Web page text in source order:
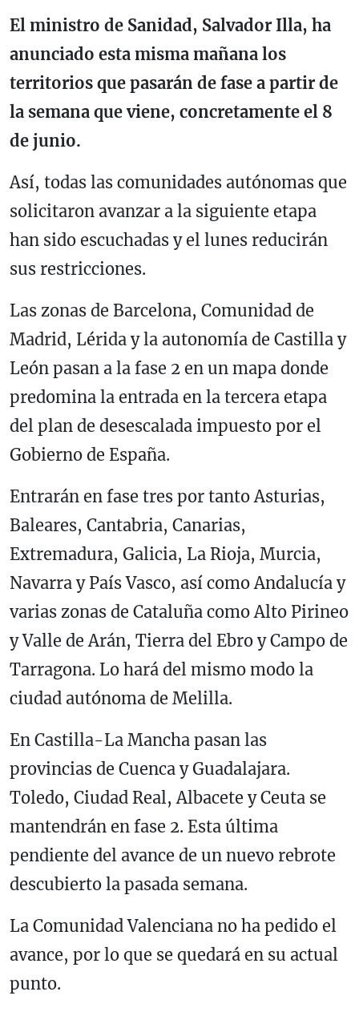
El ministro de Sanidad, Salvador Illa, ha
anunciado esta misma mañana los
territorios que pasarán de fase a partir de
la semana que viene, concretamente el 8
de junio.
Así, todas las comunidades autónomas que
solicitaron avanzar a la siguiente etapa
han sido escuchadas y el lunes reducirán
sus restricciones.
Las zonas de Barcelona, Comunidad de
Madrid, Lérida y la autonomía de Castilla y
León pasan a la fase 2 en un mapa donde
predomina la entrada en la tercera etapa
del plan de desescalada impuesto por el
Gobierno de España.
Entrarán en fase tres por tanto Asturias,
Baleares, Cantabria, Canarias,
Extremadura, Galicia, La Rioja, Murcia,
Navarra y País Vasco, así como Andalucía y
varias zonas de Cataluña como Alto Pirineo
y Valle de Arán, Tierra del Ebro y Campo de
Tarragona. Lo hará del mismo modo la
ciudad autónoma de Melilla.
En Castilla-La Mancha pasan las
provincias de Cuenca y Guadalajara.
Toledo, Ciudad Real, Albacete y Ceuta se
mantendrán en fase 2. Esta última
pendiente del avance de un nuevo rebrote
descubierto la pasada semana.
La Comunidad Valenciana no ha pedido el
avance, por lo que se quedará en su actual
punto.